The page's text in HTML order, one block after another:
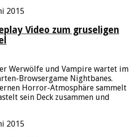
2015
Video zum gruseligen
Werwölfe und Vampire wartet im
Browsergame Nightbanes.
Horror-Atmosphäre sammelt
sein Deck zusammen und
2015